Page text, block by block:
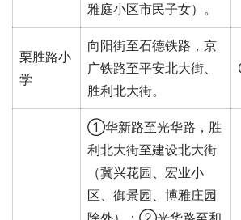
雅庭小区市民子女）。
栗胜路小
学
向阳街至石德铁路，京
广铁路至平安北大街、
胜利北大街。
①华新路至光华路，胜
利北大街至建设北大街
（冀兴花园、宏业小
区、御景园、博雅庄园